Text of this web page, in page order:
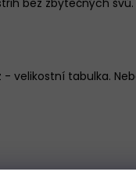
bez zbytečných švů.
- velikostní tabulka.